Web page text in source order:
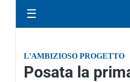
☰
L'AMBIZIOSO PROGETTO
Posata la